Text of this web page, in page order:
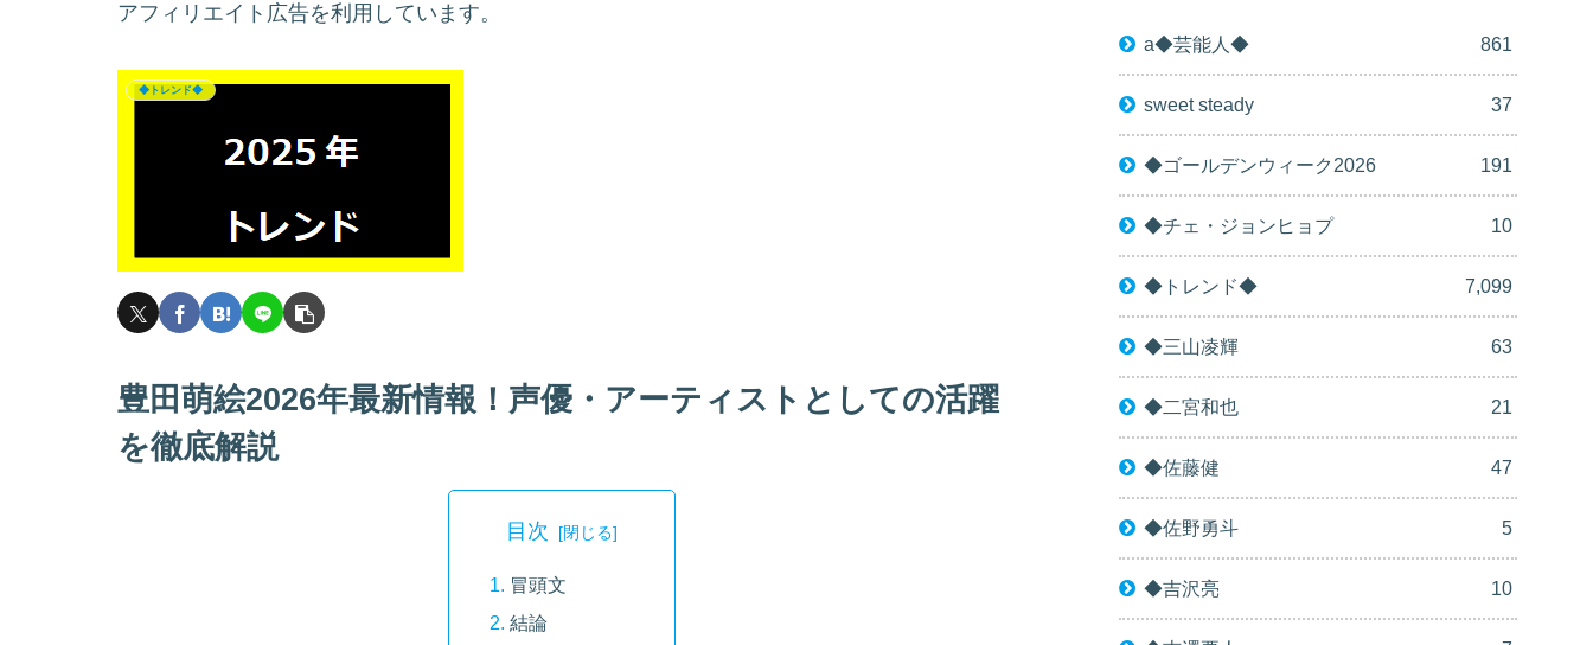
アフィリエイト広告を利用しています。
◆トレンド◆
豊田萌絵2026年最新情報！声優・アーティストとしての活躍
を徹底解説
目次
冒頭文
結論
a◆芸能人◆ 861
sweet steady 37
◆ゴールデンウィーク2026 191
◆チェ・ジョンヒョプ 10
◆トレンド◆ 7,099
◆三山凌輝 63
◆二宮和也 21
◆佐藤健 47
◆佐野勇斗 5
◆吉沢亮 10